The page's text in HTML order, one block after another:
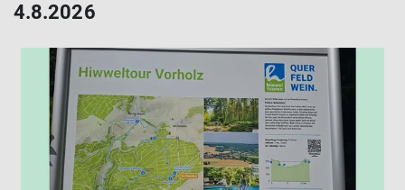
4.8.2026